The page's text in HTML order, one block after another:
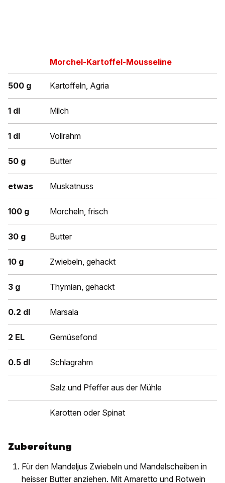
Morchel-Kartoffel-Mousseline
500 g Kartoffeln, Agria
1 dl Milch
1 dl Vollrahm
50 g Butter
etwas Muskatnuss
100 g Morcheln, frisch
30 g Butter
10 g Zwiebeln, gehackt
3 g Thymian, gehackt
0.2 dl Marsala
2 EL Gemüsefond
0.5 dl Schlagrahm
Salz und Pfeffer aus der Mühle
Karotten oder Spinat
Zubereitung
Für den Mandeljus Zwiebeln und Mandelscheiben in
heisser Butter anziehen. Mit Amaretto und Rotwein